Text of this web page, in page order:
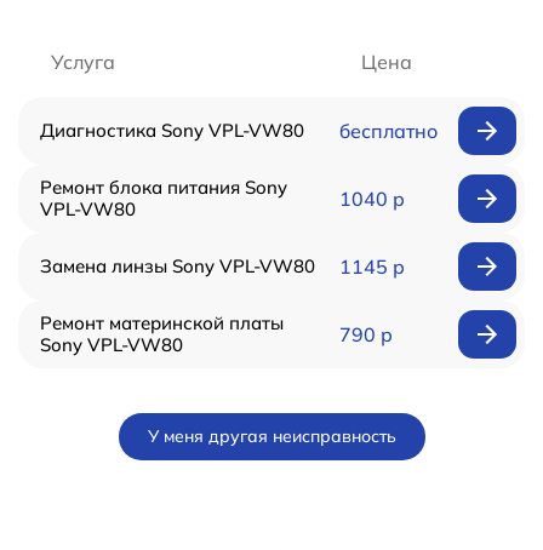
Услуга Цена
Диагностика Sony VPL-VW80 бесплатно
Ремонт блока питания Sony
VPL-VW80
1040 р
Замена линзы Sony VPL-VW80 1145 р
Ремонт материнской платы
Sony VPL-VW80
790 р
У меня другая неисправность